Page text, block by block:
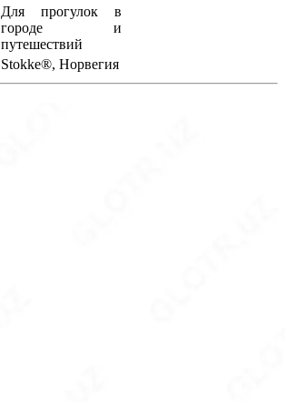
Для прогулок в
городе и
путешествий
Stokke®, Норвегия